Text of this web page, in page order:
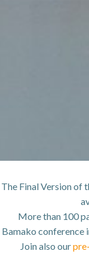
The Final Version of
More than 100
Bamako conference
Join also our